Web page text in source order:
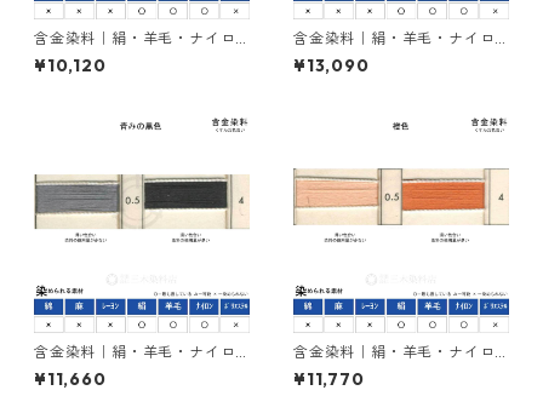
含金染料｜絹・羊毛・ナイロ
ンを染める｜500g｜ラナセッ
トグレーG（緑みの灰色）
¥10,120
含金染料｜絹・羊毛・ナイロ
ンを染める｜500g｜カヤカラ
ンブラック２RL（赤みの黒
¥13,090
含金染料｜絹・羊毛・ナイロ
ンを染める｜500g｜イレミア
ブラックBG（青みの黒色）
¥11,660
含金染料｜絹・羊毛・ナイロ
ンを染める｜500g｜ラニール
オレンヂＲ（橙色）
¥11,770